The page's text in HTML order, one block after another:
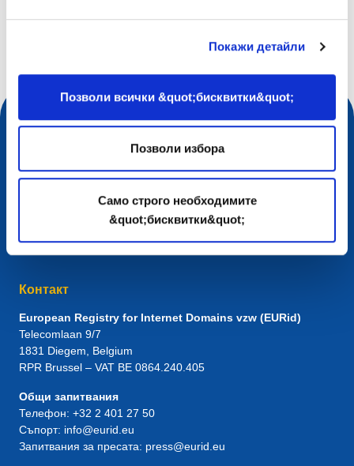
Покажи детайли
Позволи всички &quot;бисквитки&quot;
Позволи избора
Само строго необходимите
&quot;бисквитки&quot;
Заявка за търсене
Контакт
European Registry for Internet Domains vzw (EURid)
Telecomlaan 9/7
1831 Diegem , Belgium
RPR Brussel – VAT BE 0864.240.405
Общи запитвания
Телефон: +32 2 401 27 50
Съпорт: info@eurid.eu
Запитвания за пресата: press@eurid.eu